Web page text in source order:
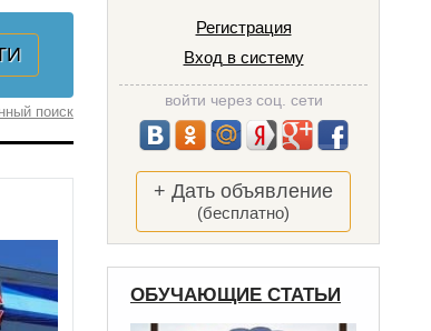
поиск
Регистрация
Вход в систему
войти через соц. сети
+ Дать объявление
(бесплатно)
ОБУЧАЮЩИЕ СТАТЬИ